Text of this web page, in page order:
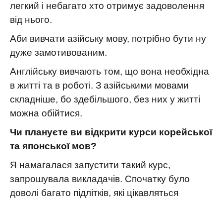
легкий і небагато хто отримує задоволення
від нього.
Аби вивчати азійську мову, потрібно бути ну
дуже замотивованим.
Англійську вивчають том, що вона необхідна
в житті та в роботі. З азійськими мовами
складніше, бо здебільшого, без них у житті
можна обійтися.
Чи плануєте ви відкрити курси корейської
та японської мов?
Я намагалася запустити такий курс,
запрошувала викладачів. Спочатку було
доволі багато підлітків, які цікавляться